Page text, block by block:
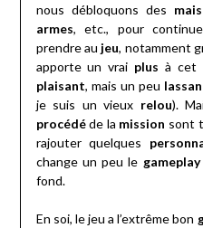
nous débloquons des
armes, etc., pour
prendre au jeu, notamment
apporte un vrai plus à cet
plaisant, mais un peu
je suis un vieux relou).
procédéde la mission sont
rajouter quelques
change un peu le gameplay
fond.
En soi, le jeu a l’extrême bon